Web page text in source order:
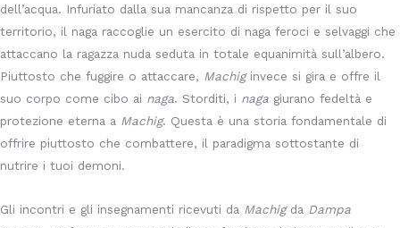
dell’acqua. Infuriato dalla sua mancanza di rispetto per il suo
territorio, il naga raccoglie un esercito di naga feroci e selvaggi che
attaccano la ragazza nuda seduta in totale equanimità sull’albero.
Piuttosto che fuggire o attaccare, Machiginvece si gira e offre il
suo corpo come cibo ai naga. Storditi, i naga giurano fedeltà e
protezione eterna a Machig. Questa è una storia fondamentale di
offrire piuttosto che combattere, il paradigma sottostante di
nutrire i tuoi demoni.
Gli incontri e gli insegnamenti ricevuti da Machigda Dampa